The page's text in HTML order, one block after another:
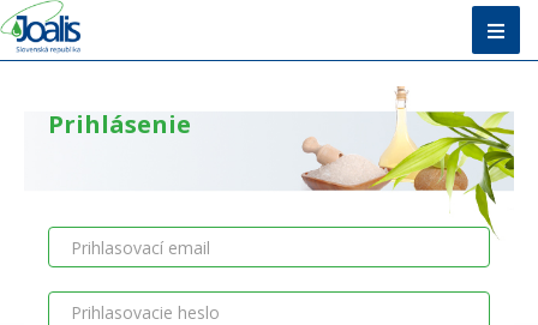
Metóda
Vzdelávanie
O nás + Kontakty
Prihlásenie